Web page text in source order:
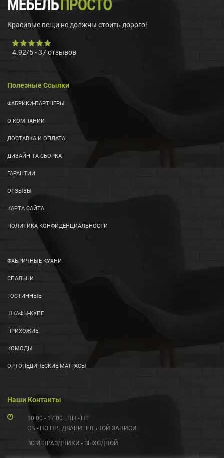
Красивые вещи не должны стоить дорого!
4.92/5-37отзывов
Полезные Ссылки
ФАБРИКИ-ПАРТНЕРЫ
О КОМПАНИИ
ДОСТАВКА И ОПЛАТА
ДИЗАЙН ТА СБОРКА
ГАРАНТИИ
ОТЗЫВЫ
КАРТА САЙТА
ПОЛИТИКА КОНФИДЕНЦИАЛЬНОСТИ
ФАБРИЧНЫЕ КУХНИ
СПАЛЬНИ
ГОСТИННЫЕ
ШКАФЫ-КУПЕ
ПРИХОЖИЕ
КОМОДЫ
ОРТОПЕДИЧЕСКИЕ МАТРАСЫ
Наши Контакты
10:00 - 17:00 | ПН - ПТ
СБ - ПО ПРЕДВАРИТЕЛЬНОЙ ЗАПИСИ.
ВС И ПРАЗДНИКИ - ВЫХОДНОЙ